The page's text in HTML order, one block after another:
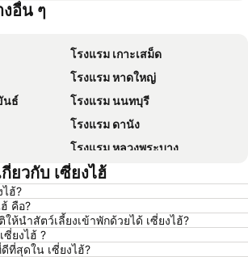
อื่น ๆ
โรงแรม เกาะเสม็ด
โรงแรม หาดใหญ่
นธ์
โรงแรม นนทบุรี
โรงแรม ดานัง
โรงแรม หลวงพระบาง
โรงแรม ซินยี่
โรงแรม นครราชสีมา
โรงแรม อุดรธานี
ยวกับ เซี่ยงไฮ้
ฮ้?
คือ?
นำสัตว์เลี้ยงเข้าพักด้วยได้ เซี่ยงไฮ้?
ยงไฮ้ ?
ที่สุดใน เซี่ยงไฮ้?